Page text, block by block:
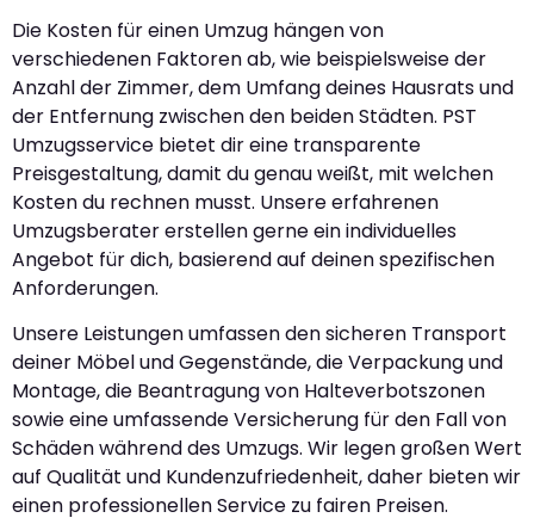
Die Kosten für einen Umzug hängen von
verschiedenen Faktoren ab, wie beispielsweise der
Anzahl der Zimmer, dem Umfang deines Hausrats und
der Entfernung zwischen den beiden Städten. PST
Umzugsservice bietet dir eine transparente
Preisgestaltung, damit du genau weißt, mit welchen
Kosten du rechnen musst. Unsere erfahrenen
Umzugsberater erstellen gerne ein individuelles
Angebot für dich, basierend auf deinen spezifischen
Anforderungen.
Unsere Leistungen umfassen den sicheren Transport
deiner Möbel und Gegenstände, die Verpackung und
Montage, die Beantragung von Halteverbotszonen
sowie eine umfassende Versicherung für den Fall von
Schäden während des Umzugs. Wir legen großen Wert
auf Qualität und Kundenzufriedenheit, daher bieten wir
einen professionellen Service zu fairen Preisen.